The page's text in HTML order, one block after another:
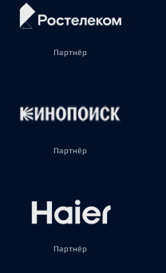
Партнёр
Партнёр
Партнёр